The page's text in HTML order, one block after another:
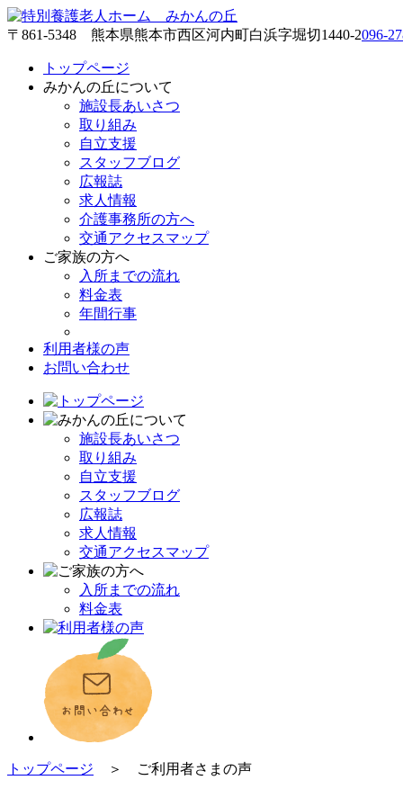
〒861-5348 熊本県熊本市西区河内町白浜字堀切1440-2096-
トップページ
みかんの丘について
施設長あいさつ
取り組み
自立支援
スタッフブログ
広報誌
求人情報
介護事務所の方へ
交通アクセスマップ
ご家族の方へ
入所までの流れ
料金表
年間行事
利用者様の声
お問い合わせ
施設長あいさつ
取り組み
自立支援
スタッフブログ
広報誌
求人情報
交通アクセスマップ
入所までの流れ
料金表
トップページ ＞ ご利用者さまの声